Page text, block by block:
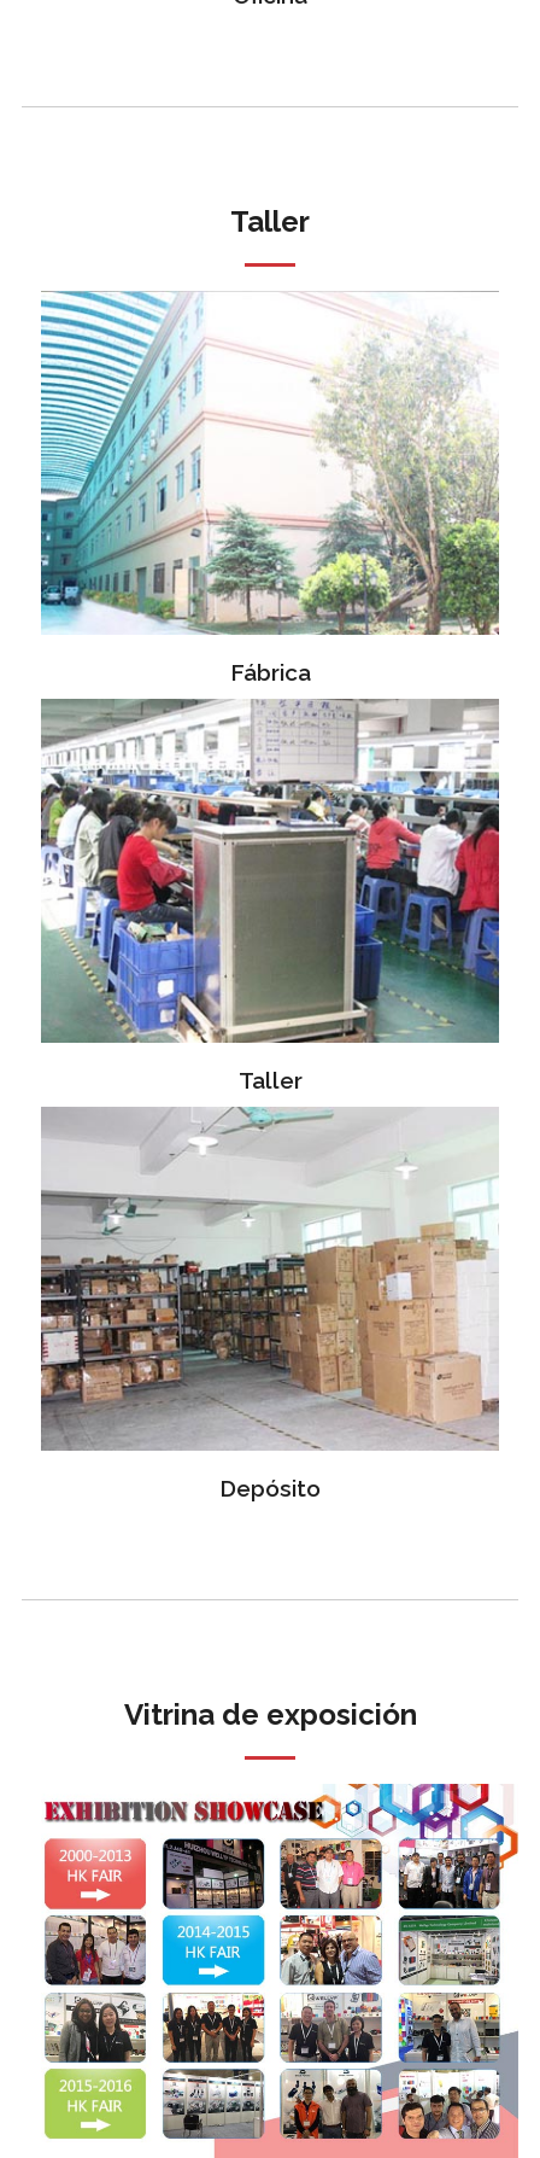
Taller
Fábrica
Taller
Depósito
Vitrina de exposición